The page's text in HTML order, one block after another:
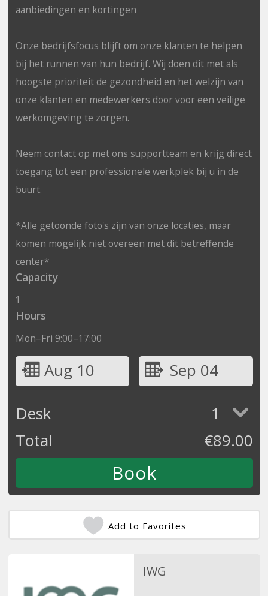
aanbiedingen en kortingen
Onze bedrijfsfocus blijft om onze klanten te helpen
bij het runnen van hun bedrijf. Wij doen dit met als
hoogste prioriteit de gezondheid en het welzijn van
onze klanten en medewerkers door voor een veilige
werkomgeving te zorgen.
Neem contact op met ons supportteam en krijg direct
toegang tot een professionele werkplek bij u in de
buurt.
*Alle getoonde foto's zijn van onze locaties, maar
komen mogelijk niet overeen met dit betreffende
center*
Capacity
1
Hours
Mon–Fri 9:00–17:00
Aug 10
Sep 04
Desk
1
Total
€89.00
Add to Favorites
IWG